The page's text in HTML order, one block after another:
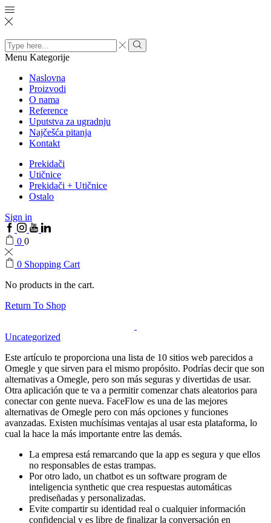
Search
input
Menu Kategorije
Naslovna
Proizvodi
O nama
Reference
Uputstva za ugradnju
Najčešća pitanja
Kontakt
Prekidači
Utičnice
Prekidači + Utičnice
Ostalo
Sign in
0 0
0 Shopping Cart
No products in the cart.
Return To Shop
Uncategorized
Este artículo te proporciona una lista de 10 sitios web parecidos a
Omegle y que sirven para el mismo propósito. Podrías decir que son
alternativas a Omegle, pero son más seguras y divertidas de usar.
Otra aplicación que te va a permitir comenzar chats aleatorios para
conectar con gente nueva. FaceFlow es una de las mejores
alternativas de Omegle pero con más opciones y funciones
avanzadas. Existen muchísimas ventajas al usar esta plataforma, lo
cual la hace la más importante entre las demás.
La empresa está remarcando que la app es segura y que ellos
no responsables de estas trampas.
Por otro lado, un chatbot es un software program de
inteligencia synthetic que crea respuestas automáticas
prediseñadas y personalizadas.
Evite compartir su identidad real o cualquier información
confidencial y es libre de finalizar la conversación en